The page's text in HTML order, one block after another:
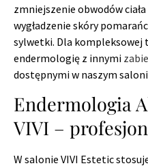
zmniejszenie obwodów
wygładzenie skóry
sylwetki. Dla kompleksowej
endermologię z innymi
dostępnymi w naszym
Endermologia
VIVI –
W salonie VIVI Estetic